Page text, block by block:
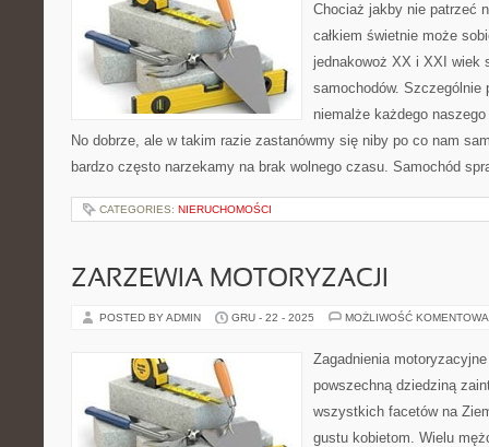
Chociaż jakby nie patrzeć
całkiem świetnie może
jednakowoż XX i XXI wiek
samochodów. Szczególnie
niemalże każdego
No dobrze, ale w takim razie zastanówmy się niby po co nam
bardzo często narzekamy na brak wolnego czasu. Samochód
CATEGORIES: NIERUCHOMOŚCI
ZARZEWIA MOTORYZACJI
POSTED BY ADMIN GRU - 22 - 2025 MOŻLIWOŚĆ
Zagadnienia
powszechną dziedziną
wszystkich facetów na
gustu kobietom. Wielu